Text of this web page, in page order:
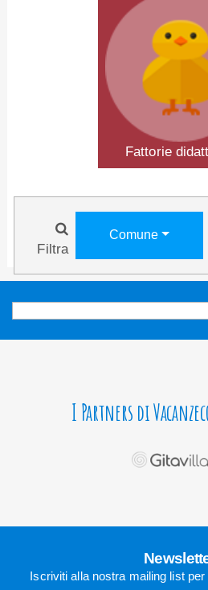
Fattorie
Filtra
Comune
I Partners di
Iscriviti alla nostra mailing list